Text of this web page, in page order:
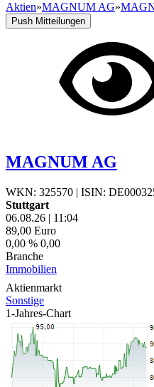
Aktien»MAGNUM AG»
Push Mitteilungen
MAGNUM AG
WKN: 325570 | ISIN:
Stuttgart
06.08.26 | 11:04
89,00 Euro
0,00 % 0,00
Branche
Immobilien
Aktienmarkt
Sonstige
1-Jahres-Chart